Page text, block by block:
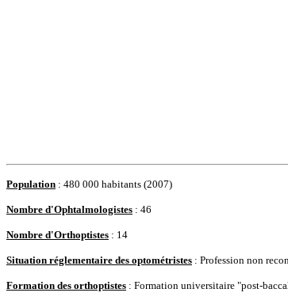
Population : 480 000 habitants (2007)
Nombre d'Ophtalmologistes : 46
Nombre d'Orthoptistes : 14
Situation réglementaire des optométristes : Profession non
Formation des orthoptistes : Formation universitaire "post-